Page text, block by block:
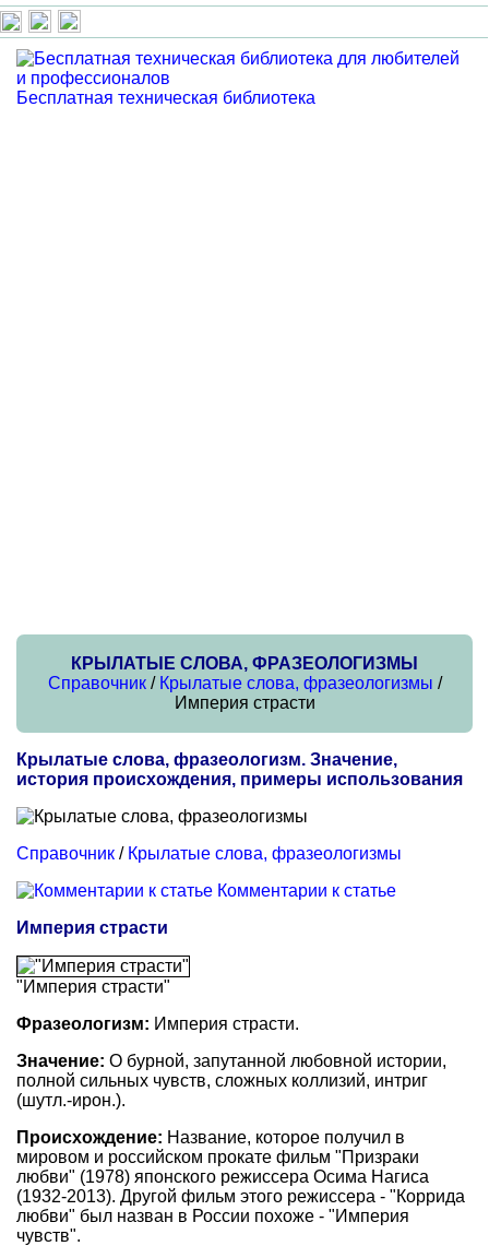
Бесплатная техническая библиотека
КРЫЛАТЫЕ СЛОВА, ФРАЗЕОЛОГИЗМЫ
Справочник/ Крылатые слова, фразеологизмы /
Империя страсти
Крылатые слова, фразеологизм. Значение,
история происхождения, примеры использования
Справочник / Крылатые слова, фразеологизмы
Комментарии к статье
Империя страсти
"Империя страсти"
Фразеологизм: Империя страсти.
Значение: О бурной, запутанной любовной истории,
полной сильных чувств, сложных коллизий, интриг
(шутл.-ирон.).
Происхождение: Название, которое получил в
мировом и российском прокате фильм "Призраки
любви" (1978) японского режиссера Осима Нагиса
(1932-2013). Другой фильм этого режиссера - "Коррида
любви" был назван в России похоже - "Империя
чувств".